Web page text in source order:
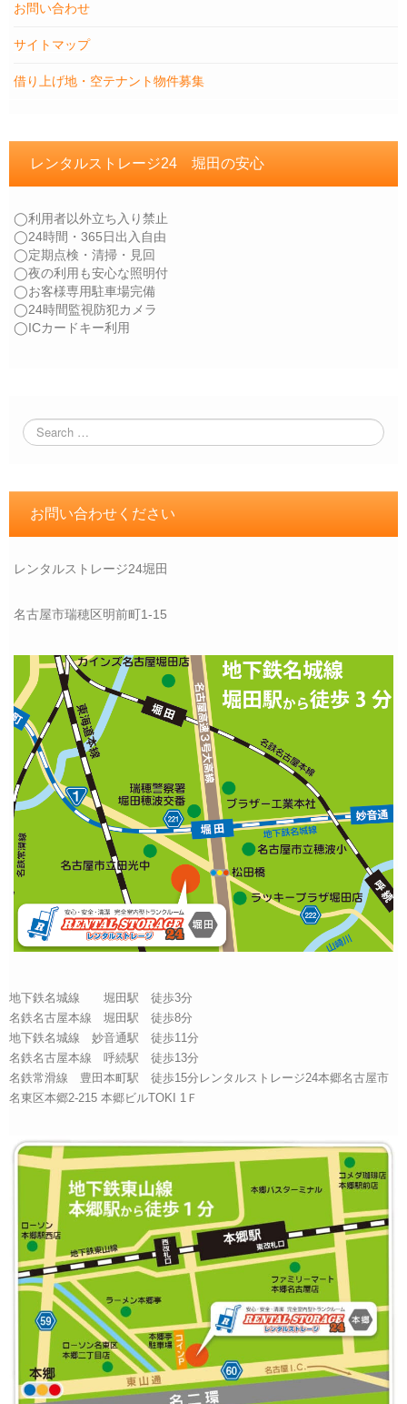
お問い合わせ
サイトマップ
借り上げ地・空テナント物件募集
レンタルストレージ24 堀田の安心
◯利用者以外立ち入り禁止
◯24時間・365日出入自由
◯定期点検・清掃・見回
◯夜の利用も安心な照明付
◯お客様専用駐車場完備
◯24時間監視防犯カメラ
◯ICカードキー利用
お問い合わせください
レンタルストレージ24堀田
名古屋市瑞穂区明前町1-15
地下鉄名城線 堀田駅 徒歩3分
名鉄名古屋本線 堀田駅 徒歩8分
地下鉄名城線 妙音通駅 徒歩11分
名鉄名古屋本線 呼続駅 徒歩13分
名鉄常滑線 豊田本町駅 徒歩15分レンタルストレージ24本郷名古屋市
名東区本郷2-215 本郷ビルTOKI 1Ｆ